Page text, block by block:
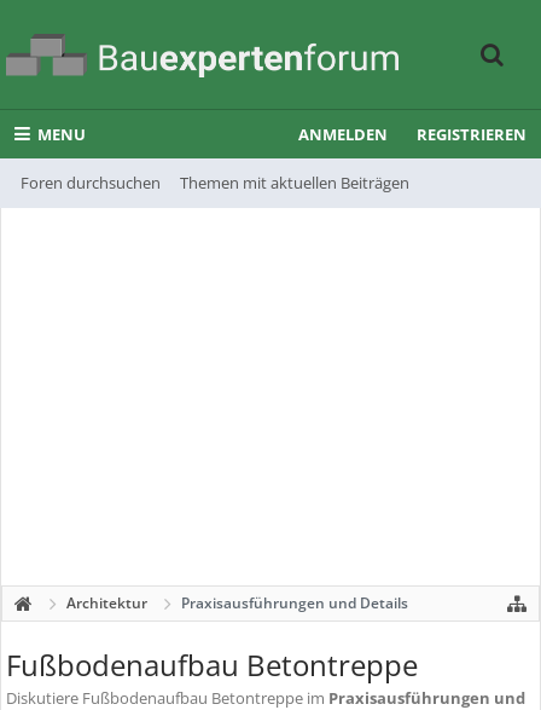
MENU
Foren durchsuchen Themen mit aktuellen Beiträgen
ANMELDEN REGISTRIEREN
Architektur Praxisausführungen und Details
Fußbodenaufbau Betontreppe
Diskutiere Fußbodenaufbau Betontreppe im Praxisausführungen und